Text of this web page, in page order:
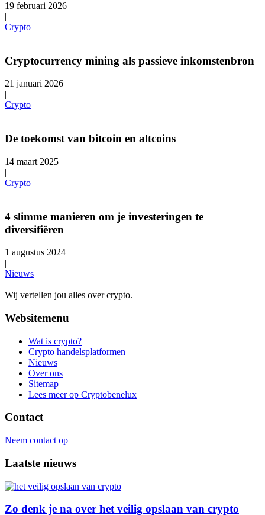
19 februari 2026
|
Crypto
Cryptocurrency mining als passieve inkomstenbron
21 januari 2026
|
Crypto
De toekomst van bitcoin en altcoins
14 maart 2025
|
Crypto
4 slimme manieren om je investeringen te
diversifiëren
1 augustus 2024
|
Nieuws
Wij vertellen jou alles over crypto.
Websitemenu
Wat is crypto?
Crypto handelsplatformen
Nieuws
Over ons
Sitemap
Lees meer op Cryptobenelux
Contact
Neem contact op
Laatste nieuws
Zo denk je na over het veilig opslaan van crypto